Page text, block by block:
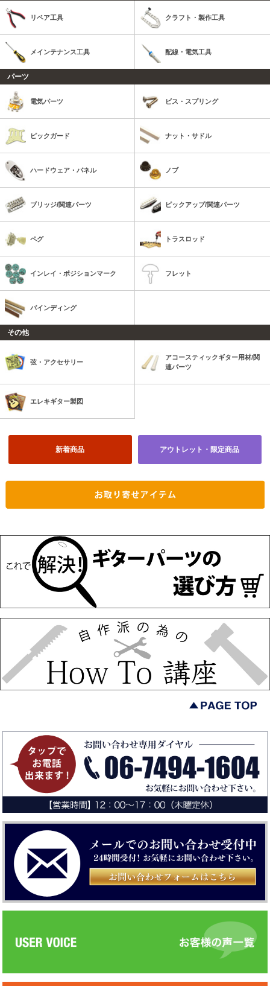
リペア工具 クラフト・製作工具
メインテナンス工具 配線・電気工具
パーツ
電気パーツ ビス・スプリング
ピックガード ナット・サドル
ハードウェア・パネル ノブ
ブリッジ/関連パーツ ピックアップ/関連パーツ
ペグ トラスロッド
インレイ・ポジションマーク フレット
バインディング
その他
弦・アクセサリー
アコースティックギター用材/関
連パーツ
エレキギター製図
新着商品 アウトレット・限定商品